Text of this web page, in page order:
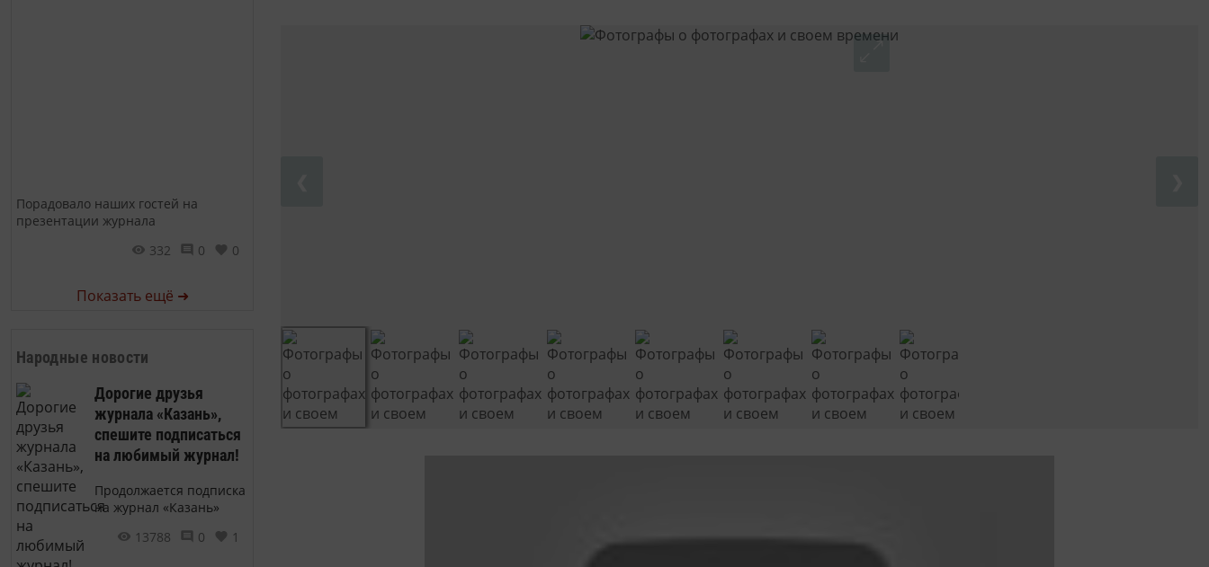
Порадовало наших гостей на
презентации журнала
332
0 0
Показать ещё ➜
Народные новости
Дорогие друзья
журнала «Казань»,
спешите подписаться
на любимый журнал!
Продолжается подписка
на журнал «Казань»
13788
0 1